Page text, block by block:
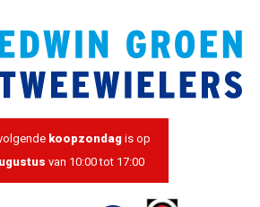
koopzondag is op
van 10:00 tot 17:00